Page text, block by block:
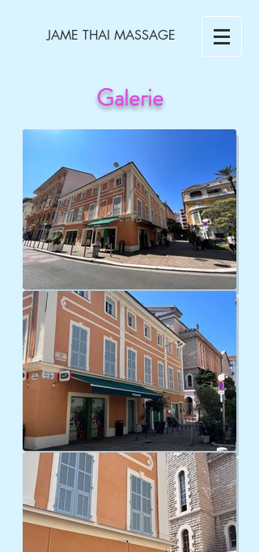
JAME THAI MASSAGE
Galerie